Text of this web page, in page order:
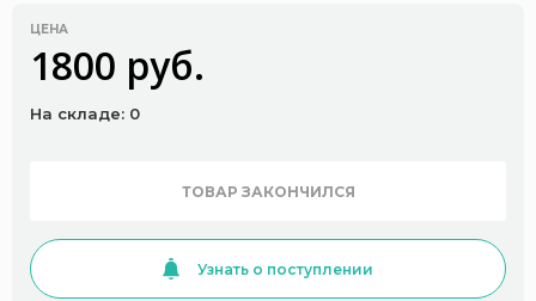
ЦЕНА
1800 руб.
На складе: 0
ТОВАР ЗАКОНЧИЛСЯ
Узнать о поступлении